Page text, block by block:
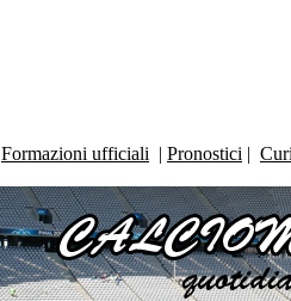
Formazioni ufficiali | Pronostici |